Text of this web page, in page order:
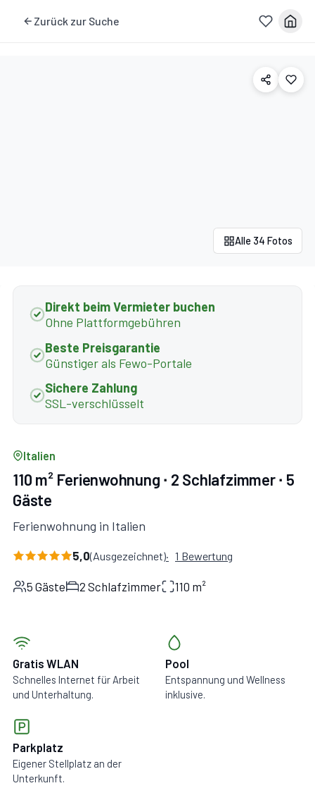
Zurück zur Suche
Alle 34 Fotos
Direkt beim Vermieter buchen
Ohne Plattformgebühren
Beste Preisgarantie
Günstiger als Fewo-Portale
Sichere Zahlung
SSL-verschlüsselt
Italien
110 m² Ferienwohnung ∙ 2 Schlafzimmer ∙ 5
Gäste
Ferienwohnung in Italien
5,0(Ausgezeichnet) 1 Bewertung
5 Gäste 2 Schlafzimmer 110 m²
Gratis WLAN
Schnelles Internet für Arbeit
und Unterhaltung.
Pool
Entspannung und Wellness
inklusive.
Parkplatz
Eigener Stellplatz an der
Unterkunft.